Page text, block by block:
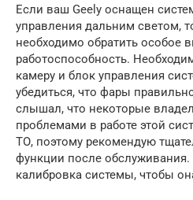
Если ваш Geely оснащен
управления дальним светом,
необходимо обратить особое
работоспособность.
камеру и блок управления
убедиться, что фары
слышал, что некоторые
проблемами в работе этой
ТО, поэтому рекомендую
функции после обслуживания.
калибровка системы, чтобы